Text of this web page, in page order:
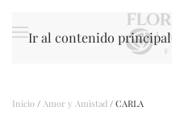
Ir al contenido principal
Inicio / Amor y Amistad / CARLA